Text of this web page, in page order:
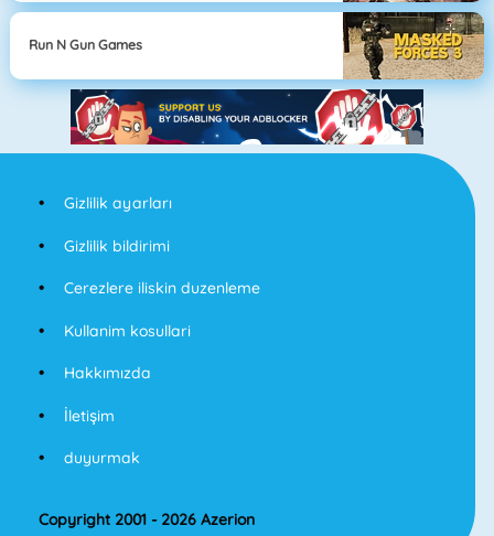
Run N Gun Games
Gizlilik ayarları
Gizlilik bildirimi
Cerezlere iliskin duzenleme
Kullanim kosullari
Hakkımızda
İletişim
duyurmak
Copyright 2001 - 2026 Azerion